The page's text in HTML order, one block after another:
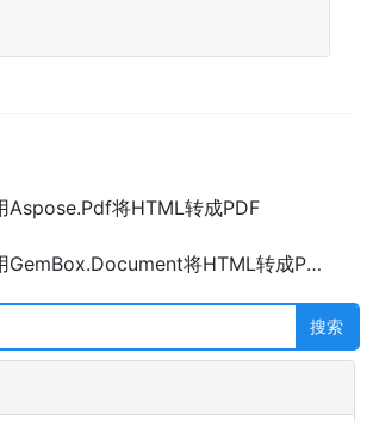
Aspose.Pdf将HTML转成PDF
.NET(C#) 使用GemBox.Document将HTML转成PDF